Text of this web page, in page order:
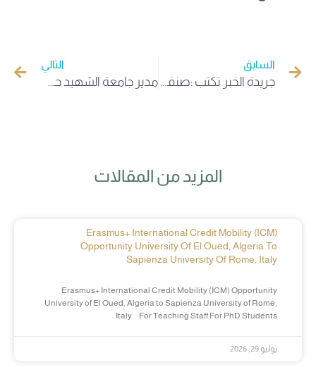
السابق التالي
المزيد من المقالات
Erasmus+ International Credit Mobility (ICM)
Opportunity University Of El Oued, Algeria To
Sapienza University Of Rome, Italy
Erasmus+ International Credit Mobility (ICM) Opportunity
University of El Oued, Algeria to Sapienza University of Rome,
Italy For Teaching Staff For PhD Students
يوليو 29, 2026